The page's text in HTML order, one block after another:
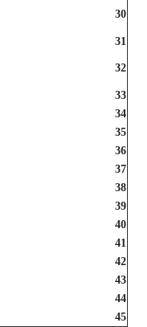
30
31
32
33
34
35
36
37
38
39
40
41
42
43
44
45